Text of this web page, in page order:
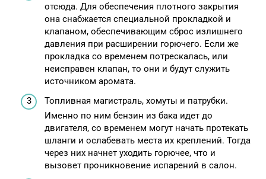
отсюда. Для обеспечения плотного закрытия
она снабжается специальной прокладкой и
клапаном, обеспечивающим сброс излишнего
давления при расширении горючего. Если же
прокладка со временем потрескалась, или
неисправен клапан, то они и будут служить
источником аромата.
Топливная магистраль, хомуты и патрубки.
Именно по ним бензин из бака идет до
двигателя, со временем могут начать протекать
шланги и ослабевать места их креплений. Тогда
через них начнет уходить горючее, что и
вызовет проникновение испарений в салон.